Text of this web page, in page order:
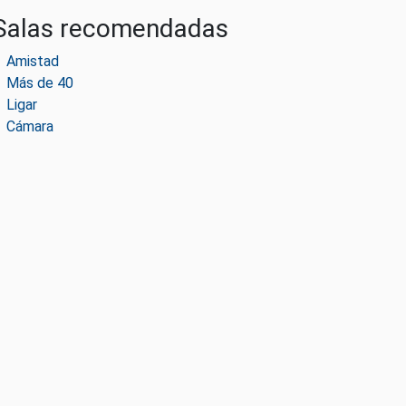
recomendadas
Amistad
Más de 40
Ligar
Cámara